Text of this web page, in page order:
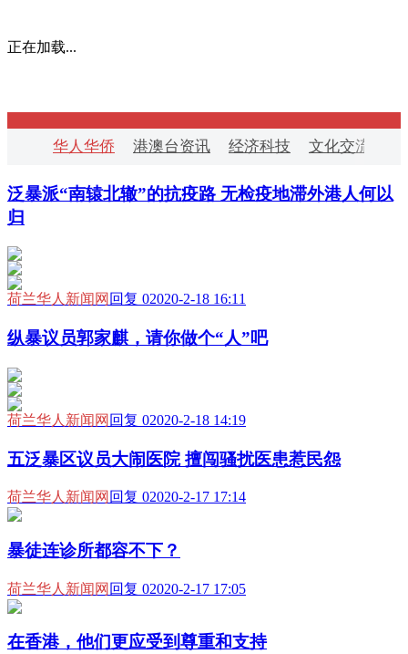
正在加载...
华人华侨 港澳台资讯 经济科技 文化交流
泛暴派“南辕北辙”的抗疫路 无检疫地滞外港人何以
归
荷兰华人新闻网 回复 02020-2-18 16:11
纵暴议员郭家麒，请你做个“人”吧
荷兰华人新闻网 回复 02020-2-18 14:19
五泛暴区议员大闹医院 擅闯骚扰医患惹民怨
荷兰华人新闻网 回复 02020-2-17 17:14
暴徒连诊所都容不下？
荷兰华人新闻网 回复 02020-2-17 17:05
在香港，他们更应受到尊重和支持